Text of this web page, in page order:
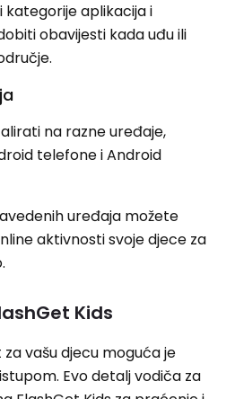
aplikacija i
obavijesti kada uđu ili
na razne uređaje,
telefone i Android
uređaja možete
aktivnosti svoje djece za
Kids
vašu djecu moguća je
Evo detalj vodiča za